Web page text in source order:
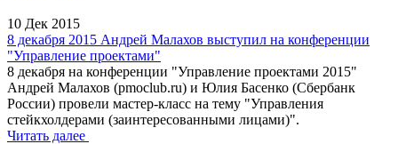
10 Дек 2015
8 декабря 2015 Андрей Малахов выступил на конференции
"Управление проектами"
8 декабря на конференции "Управление проектами 2015"
Андрей Малахов (pmoclub.ru) и Юлия Басенко (Сбербанк
России) провели мастер-класс на тему "Управления
стейкхолдерами (заинтересованными лицами)".
Читать далее